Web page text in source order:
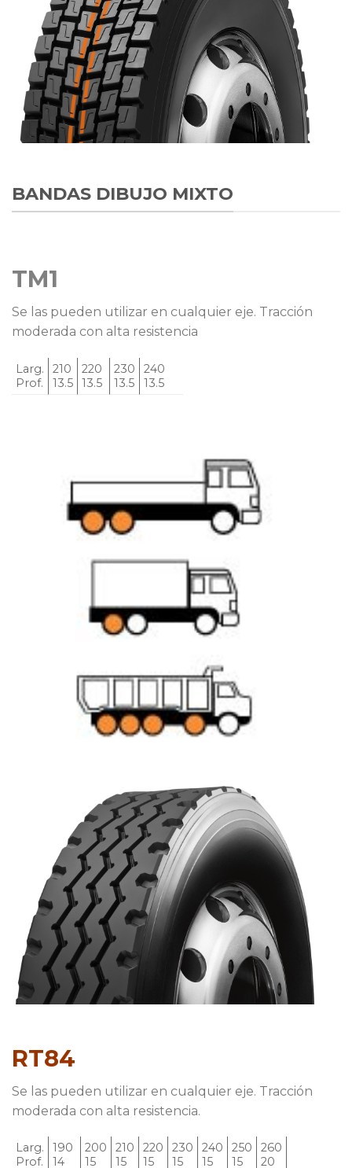
BANDAS DIBUJO MIXTO
TM1
Se las pueden utilizar en cualquier eje. Tracción
moderada con alta resistencia
Larg.
Prof.
210
13.5
220
13.5
230
13.5
240
13.5
RT84
Se las pueden utilizar en cualquier eje. Tracción
moderada con alta resistencia.
Larg.
Prof.
190
14
200
15
210
15
220
15
230
15
240
15
250
15
260
20